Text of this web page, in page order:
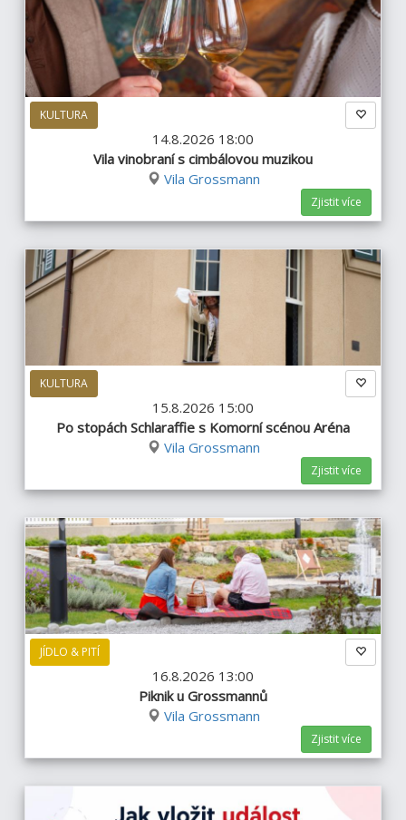
KULTURA
14.8.2026 18:00
Vila vinobraní s cimbálovou muzikou
Vila Grossmann
Zjistit více
KULTURA
15.8.2026 15:00
Po stopách Schlaraffie s Komorní scénou Aréna
Vila Grossmann
Zjistit více
JÍDLO & PITÍ
16.8.2026 13:00
Piknik u Grossmannů
Vila Grossmann
Zjistit více